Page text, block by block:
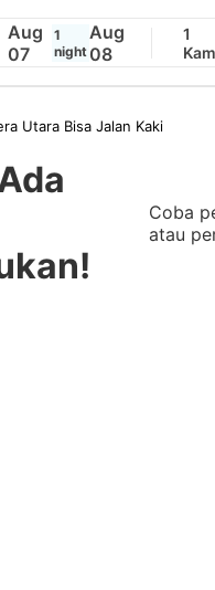
Aug
07
1
night
Aug
08
1
Utara Bisa Jalan Kaki
Coba
atau